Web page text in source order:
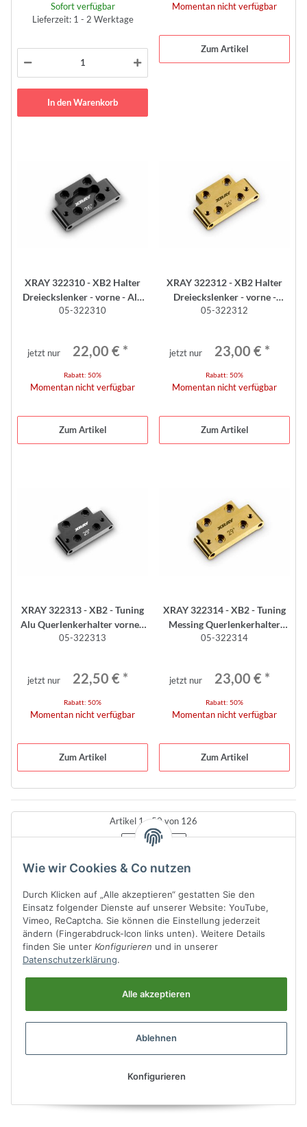
Sofort verfügbar
Lieferzeit: 1 - 2 Werktage
In den Warenkorb
Momentan nicht verfügbar
Zum Artikel
XRAY 322310 - XB2 Halter
Dreieckslenker - vorne - Alu
SWISS 7075 T6
05-322310
jetzt nur 22,00 € *
Rabatt: 50%
Momentan nicht verfügbar
Zum Artikel
XRAY 322312 - XB2 Halter
Dreieckslenker - vorne -
Messing
05-322312
jetzt nur 23,00 € *
Rabatt: 50%
Momentan nicht verfügbar
Zum Artikel
XRAY 322313 - XB2 - Tuning
Alu Querlenkerhalter vorne -
Kick-Up 23°/29°
05-322313
jetzt nur 22,50 € *
Rabatt: 50%
Momentan nicht verfügbar
Zum Artikel
XRAY 322314 - XB2 - Tuning
Messing Querlenkerhalter
vorne - Kick-Up 23°/29° - 46g
05-322314
jetzt nur 23,00 € *
Rabatt: 50%
Momentan nicht verfügbar
Zum Artikel
Artikel 1 - 50 von 126
Seite1
Kategorien
Informationen
Wie wir Cookies & Co nutzen
Durch Klicken auf „Alle akzeptieren“ gestatten Sie den
Einsatz folgender Dienste auf unserer Website: YouTube,
Vimeo, ReCaptcha. Sie können die Einstellung jederzeit
ändern (Fingerabdruck-Icon links unten). Weitere Details
finden Sie unter Konfigurieren und in unserer
Datenschutzerklärung.
Alle akzeptieren
Ablehnen
Konfigurieren